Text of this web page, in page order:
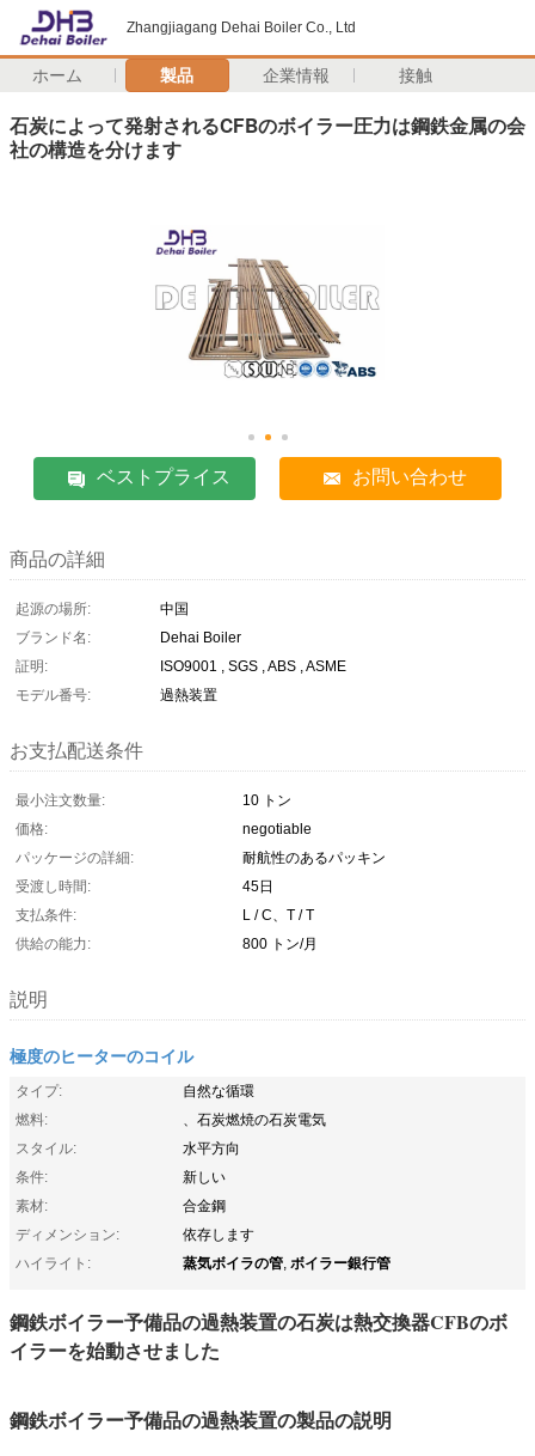
Zhangjiagang Dehai Boiler Co., Ltd
ホーム 製品 企業情報 接触
石炭によって発射されるCFBのボイラー圧力は鋼鉄金属の会
社の構造を分けます
ベストプライス お問い合わせ
商品の詳細
起源の場所:
中国
ブランド名:
Dehai Boiler
証明:
ISO9001 , SGS , ABS , ASME
モデル番号:
過熱装置
お支払配送条件
最小注文数量:
10 トン
価格:
negotiable
パッケージの詳細:
耐航性のあるパッキン
受渡し時間:
45日
支払条件:
L / C、T / T
供給の能力:
800 トン/月
説明
極度のヒーターのコイル
タイプ:
自然な循環
燃料:
、石炭燃焼の石炭電気
スタイル:
水平方向
条件:
新しい
素材:
合金鋼
ディメンション:
依存します
ハイライト:
蒸気ボイラの管, ボイラー銀行管
鋼鉄ボイラー予備品の過熱装置の石炭は熱交換器CFBのボ
イラーを始動させました
鋼鉄ボイラー予備品の過熱装置の製品の説明